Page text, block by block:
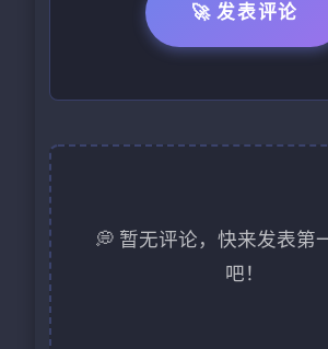
🚀 发表评论
💭 暂无评论，快来发表第
吧！